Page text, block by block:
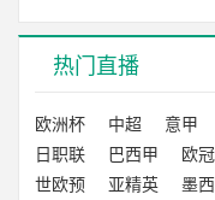
热门直播
欧洲杯 中超 意甲
日职联
巴西甲 欧
世欧预
亚精英 墨